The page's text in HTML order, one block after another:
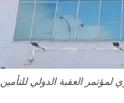
العقبة الدولي للتأمين